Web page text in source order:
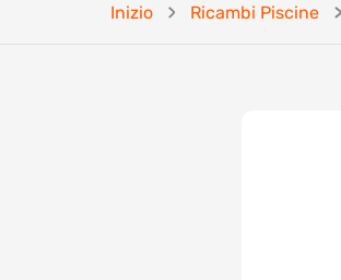
Inizio Ricambi Piscine